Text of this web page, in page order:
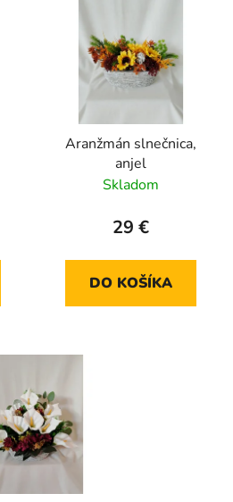
Aranžmán slnečnica,
anjel
Skladom
29 €
DO KOŠÍKA